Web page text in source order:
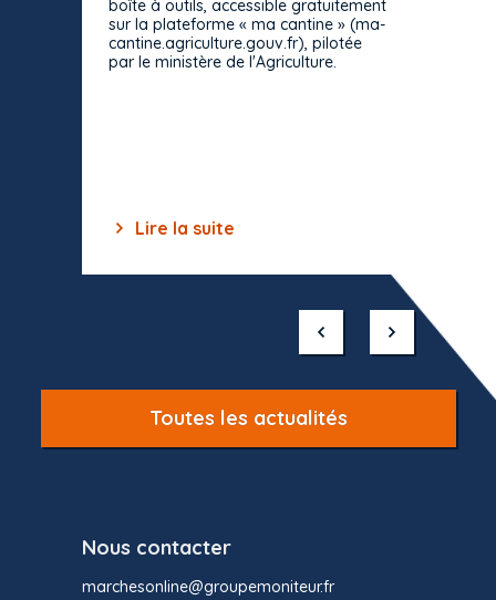
boîte à outils, accessible gratuitement
sur la plateforme « ma cantine » (ma-
cantine.agriculture.gouv.fr), pilotée
par le ministère de l'Agriculture.
Lire la suite
Toutes les actualités
Nous contacter
marchesonline@groupemoniteur.fr